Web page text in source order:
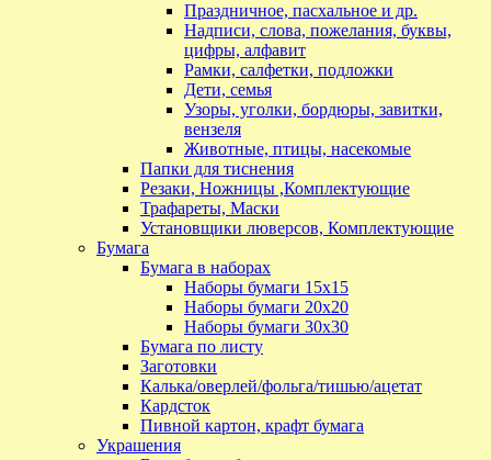
Праздничное, пасхальное и др.
Надписи, слова, пожелания, буквы,
цифры, алфавит
Рамки, салфетки, подложки
Дети, семья
Узоры, уголки, бордюры, завитки,
вензеля
Животные, птицы, насекомые
Папки для тиснения
Резаки, Ножницы ,Комплектующие
Трафареты, Маски
Установщики люверсов, Комплектующие
Бумага
Бумага в наборах
Наборы бумаги 15х15
Наборы бумаги 20х20
Наборы бумаги 30х30
Бумага по листу
Заготовки
Калька/оверлей/фольга/тишью/ацетат
Кардсток
Пивной картон, крафт бумага
Украшения